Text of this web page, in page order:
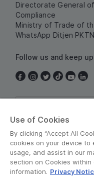
Directorate General
Compliance
Ministry of Trade of
WhatsApp Ditjen
Follow us and keep
Use of Cookies
By clicking “Accept All
cookies on your device
usage, and assist in our
section on Cookies within
information. Privacy